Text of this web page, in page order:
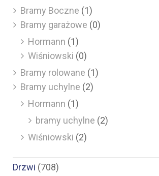
Bramy Boczne (1)
Bramy garażowe (0)
Hormann (1)
Wiśniowski (0)
Bramy rolowane (1)
Bramy uchylne (2)
Hormann (1)
bramy uchylne (2)
Wiśniowski (2)
Drzwi (708)